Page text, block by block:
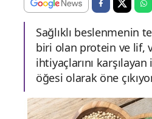
Sağlıklı beslenmenin
biri olan protein ve lif,
ihtiyaçlarını
öğesi olarak öne